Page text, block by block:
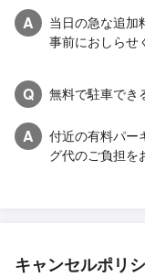
A
当日の急な追加
事前におしらせ
Q 無料で駐車でき
A
付近の有料パー
グ代のご負担を
キャンセルポリ